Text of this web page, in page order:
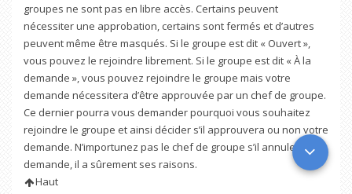
groupes ne sont pas en libre accès. Certains peuvent
nécessiter une approbation, certains sont fermés et d’autres
peuvent même être masqués. Si le groupe est dit « Ouvert »,
vous pouvez le rejoindre librement. Si le groupe est dit « À la
demande », vous pouvez rejoindre le groupe mais votre
demande nécessitera d’être approuvée par un chef de groupe.
Ce dernier pourra vous demander pourquoi vous souhaitez
rejoindre le groupe et ainsi décider s’il approuvera ou non votre
demande. N’importunez pas le chef de groupe s’il annule votre
demande, il a sûrement ses raisons.
Haut